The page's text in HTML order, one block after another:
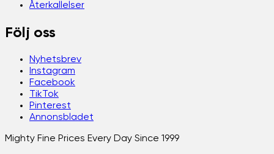
Återkallelser
Följ oss
Nyhetsbrev
Instagram
Facebook
TikTok
Pinterest
Annonsbladet
Mighty Fine Prices Every Day Since 1999